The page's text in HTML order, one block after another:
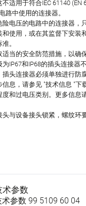
适用于符合IEC 61140 (EN
路中使用的连接器。
险电压的电路中的连接器，
和使用，或在其监督下安装
。
适当的安全防范措施，以确
为IP67和IP68的插头连接器
插头连接器必须单独进行防
息，请参见 "技术信息 "下
度和过电压类别。更多信息
头与设备接头锁紧，螺纹环
术参数
术参数 99 5109 60 04